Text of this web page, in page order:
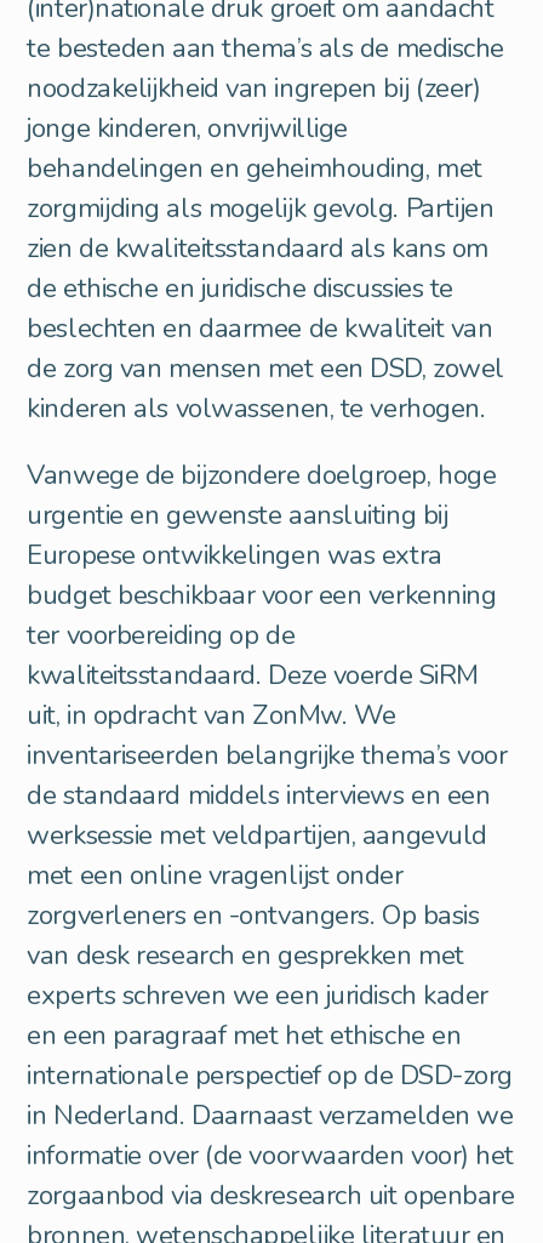
(inter)nationale druk groeit om aandacht
te besteden aan thema’s als de medische
noodzakelijkheid van ingrepen bij (zeer)
jonge kinderen, onvrijwillige
behandelingen en geheimhouding, met
zorgmijding als mogelijk gevolg. Partijen
zien de kwaliteitsstandaard als kans om
de ethische en juridische discussies te
beslechten en daarmee de kwaliteit van
de zorg van mensen met een DSD, zowel
kinderen als volwassenen, te verhogen.
Vanwege de bijzondere doelgroep, hoge
urgentie en gewenste aansluiting bij
Europese ontwikkelingen was extra
budget beschikbaar voor een verkenning
ter voorbereiding op de
kwaliteitsstandaard. Deze voerde SiRM
uit, in opdracht van ZonMw. We
inventariseerden belangrijke thema’s voor
de standaard middels interviews en een
werksessie met veldpartijen, aangevuld
met een online vragenlijst onder
zorgverleners en -ontvangers. Op basis
van desk research en gesprekken met
experts schreven we een juridisch kader
en een paragraaf met het ethische en
internationale perspectief op de DSD-zorg
in Nederland. Daarnaast verzamelden we
informatie over (de voorwaarden voor) het
zorgaanbod via deskresearch uit openbare
bronnen, wetenschappelijke literatuur en